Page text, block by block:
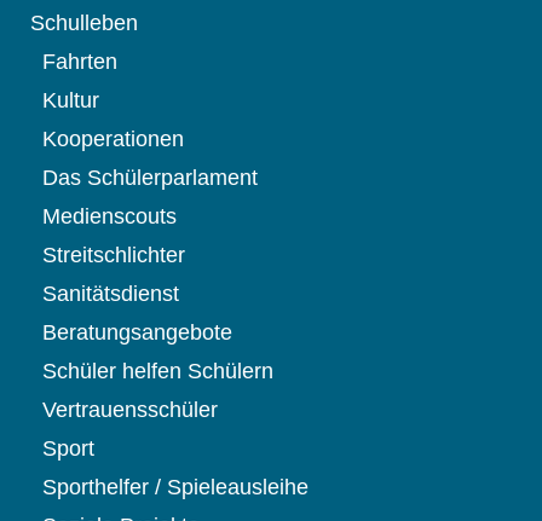
Schulleben
Fahrten
Kultur
Kooperationen
Das Schülerparlament
Medienscouts
Streitschlichter
Sanitätsdienst
Beratungsangebote
Schüler helfen Schülern
Vertrauensschüler
Sport
Sporthelfer / Spieleausleihe